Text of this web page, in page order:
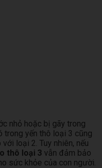
nhỏ hoặc bị gãy trong
trong yến thô loại 3 cũng
loại 2. Tuy nhiên, nếu
thô loại 3 vẫn đảm bảo
sức khỏe của con người.